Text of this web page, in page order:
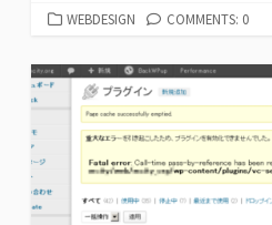
カ
ゴ
リ
WEBDESIGN COMMENTS: 0